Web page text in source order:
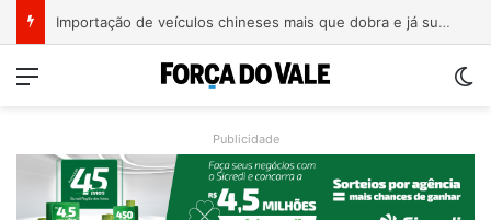
Importação de veículos chineses mais que dobra e já supera metade das compras externas do Brasil
Menu
Publicidade